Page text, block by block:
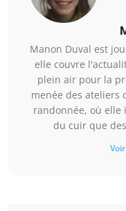
Manon Duval est
elle couvre
plein air pour la
menée des ateliers
randonnée, où elle
du cuir que